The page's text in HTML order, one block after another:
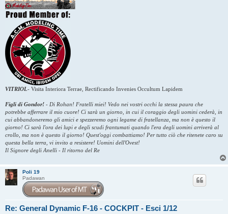
VITRIOL- Visita Interiora Terrae, Rectificando Invenies Occultum Lapidem
Figli di Gondor! - Di Rohan! Fratelli miei! Vedo nei vostri occhi la stessa paura che
potrebbe afferrare il mio cuore! Ci sarà un giorno, in cui il coraggio degli uomini cederà, in
cui abbandoneremo gli amici e spezzeremo ogni legame di fratellanza, ma non è questo il
giorno! Ci sarà l'ora dei lupi e degli scudi frantumati quando l'era degli uomini arriverà al
crollo, ma non è questo il giorno! Quest'oggi combattiamo! Per tutto ciò che ritenete caro su
questa bella terra, vi invito a resistere! Uomini dell'Ovest!
Il Signore degli Anelli - Il ritorno del Re
Poli 19
Padawan
Re: General Dynamic F-16 - COCKPIT - Esci 1/12